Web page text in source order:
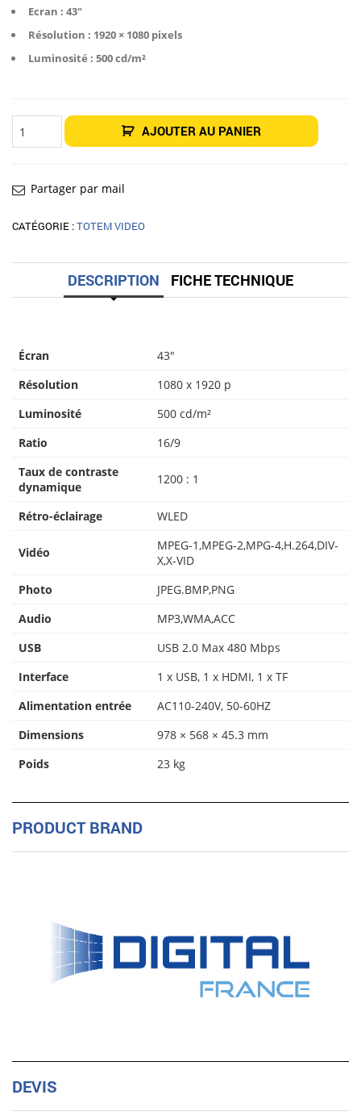
Ecran : 43″
Résolution : 1920 × 1080 pixels
Luminosité : 500 cd/m²
quantité
de AJOUTER AU PANIER
Partager par mail
CATÉGORIE :TOTEM VIDEO
DESCRIPTION FICHE TECHNIQUE
Écran
43″
Résolution
1080 x 1920 p
Luminosité
500 cd/m²
Ratio
16/9
Taux de contraste
dynamique
1200 : 1
Rétro-éclairage WLED
Vidéo
MPEG-1,MPEG-2,MPG-4,H.264,DIV-
X,X-VID
Photo
JPEG.BMP,PNG
Audio
MP3,WMA,ACC
USB
USB 2.0 Max 480 Mbps
Interface
1 x USB, 1 x HDMI, 1 x TF
Alimentation entrée
AC110-240V, 50-60HZ
Dimensions
978 × 568 × 45.3 mm
Poids
23 kg
PRODUCT BRAND
DEVIS